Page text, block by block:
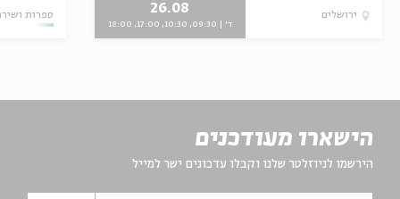
ירושלים 26.08
ד' | 09:30, 10:30, 17:00, 18:00
ספרות
הישארו מעודכנים
הירשמו לניוזלטר שלנו וקבלו עדכונים ישר למייל